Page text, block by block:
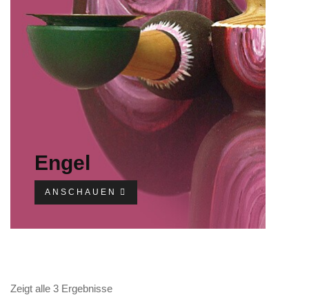
Engel
ANSCHAUEN
Zeigt alle 3 Ergebnisse